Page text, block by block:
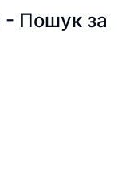
- Пошук за